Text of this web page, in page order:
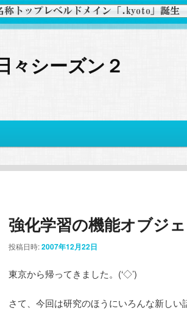
々シーズン２
強化学習の機能オブジ
投稿日時:2007年12月22日
東京から帰ってきました。(‘◇’)ゞ
さて、今回は研究のほうにいろんな新しい